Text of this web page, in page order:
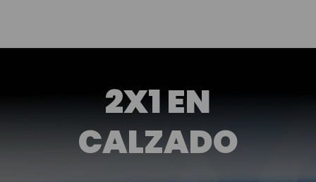
2X1 EN
CALZADO